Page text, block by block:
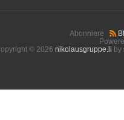
Abonniere
© 2026 nikolausgruppe.li by